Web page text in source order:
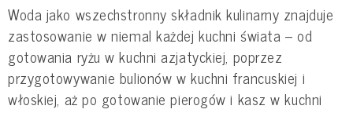
Woda jako wszechstronny składnik kulinarny znajduje
zastosowanie w niemal każdej kuchni świata – od
gotowania ryżu w kuchni azjatyckiej, poprzez
przygotowywanie bulionów w kuchni francuskiej i
włoskiej, aż po gotowanie pierogów i kasz w kuchni